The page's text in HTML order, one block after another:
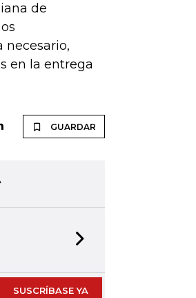
de
necesario,
en la entrega
GUARDAR
SUSCRÍBASE YA